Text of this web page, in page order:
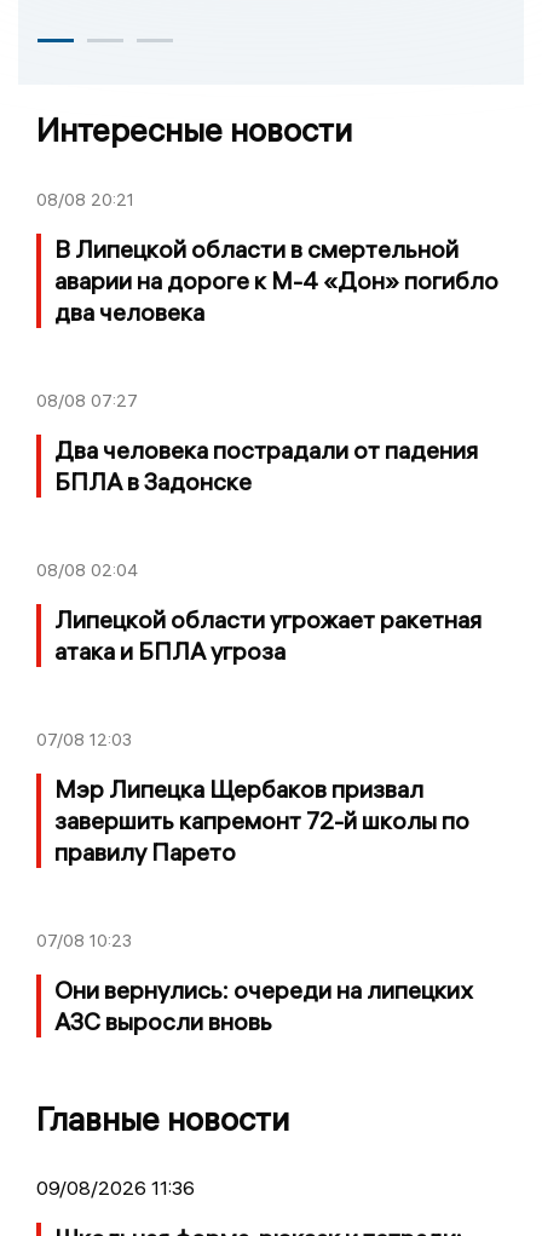
Интересные новости
08/08 20:21
В Липецкой области в смертельной
аварии на дороге к М-4 «Дон» погибло
два человека
08/08 07:27
Два человека пострадали от падения
БПЛА в Задонске
08/08 02:04
Липецкой области угрожает ракетная
атака и БПЛА угроза
07/08 12:03
Мэр Липецка Щербаков призвал
завершить капремонт 72-й школы по
правилу Парето
07/08 10:23
Они вернулись: очереди на липецких
АЗС выросли вновь
Главные новости
09/08/2026 11:36